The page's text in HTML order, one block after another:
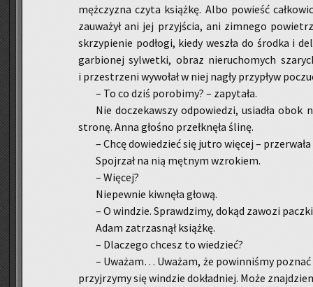
męż­czy­zna czyta książ­kę. Albo po­wieść
za­uwa­żył ani jej przyj­ścia, ani zim­ne­go
skrzy­pie­nie pod­ło­gi, kiedy we­szła do środ­ka i
gar­bio­nej syl­wet­ki, obraz nie­ru­cho­mych
i prze­strze­ni wy­wo­łał w niej nagły przy­pływ
– To co dziś po­ro­bi­my? – za­py­ta­ła.
Nie do­cze­kaw­szy od­po­wie­dzi, usia­dła obok
stro­nę. Anna gło­śno prze­łknę­ła ślinę.
– Chcę do­wie­dzieć się jutro wię­cej – prze­rwa­ła
Spoj­rzał na nią męt­nym wzro­kiem.
– Wię­cej?
Nie­pew­nie kiw­nę­ła głową.
– O win­dzie. Spraw­dzi­my, dokąd za­wo­zi
Adam za­trza­snął książ­kę.
– Dla­cze­go chcesz to wie­dzieć?
– Uwa­żam… Uwa­żam, że po­win­ni­śmy
przyj­rzy­my się win­dzie do­kład­niej. Może